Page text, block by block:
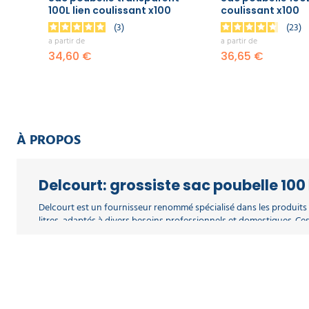
PROTECTION
INDIVIDUELLE
utilisés pour faciliter le tri des déchets à la source, chaque
Choisissez vos sacs poubelles dans une capacité supérieure à
Retrouvez également toute notre gamme desacs poubelle
100L lien coulissant x100
3
a partir de
34,60 €
coulissant x100
23
a partir de
36,65 €
À PROPOS
Delcourt: grossiste sac poubelle
Delcourt est un fournisseur renommé spécialisé dans les
litres, adaptés à divers besoins professionnels et domestiques.